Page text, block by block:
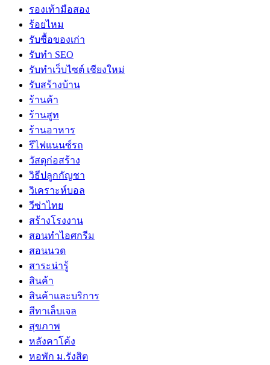
รองเท้ามือสอง
ร้อยไหม
รับซื้อของเก่า
รับทำ SEO
รับทำเว็บไซต์ เชียงใหม่
รับสร้างบ้าน
ร้านค้า
ร้านสูท
ร้านอาหาร
รีไฟแนนซ์รถ
วัสดุก่อสร้าง
วิธีปลูกกัญชา
วิเคราะห์บอล
วีซ่าไทย
สร้างโรงงาน
สอนทำไอศกรีม
สอนนวด
สาระน่ารู้
สินค้า
สินค้าและบริการ
สีทาเล็บเจล
สุขภาพ
หลังคาโค้ง
หอพัก ม.รังสิต